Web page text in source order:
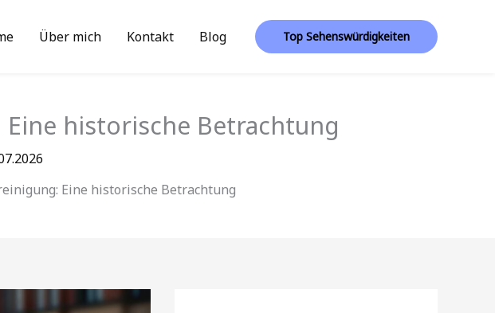
Über mich Kontakt Blog Top Sehenswürdigkeiten
historische Betrachtung
Eine historische Betrachtung